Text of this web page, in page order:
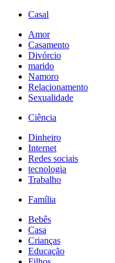
Casal
Amor
Casamento
Divórcio
marido
Namoro
Relacionamento
Sexualidade
Ciência
Dinheiro
Internet
Redes sociais
tecnologia
Trabalho
Família
Bebês
Casa
Crianças
Educação